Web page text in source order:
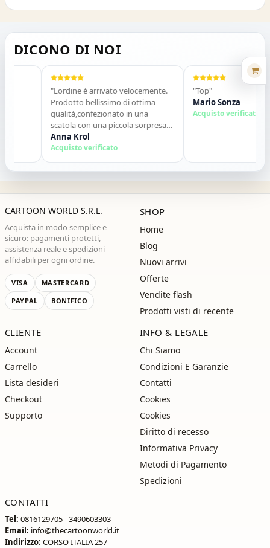
DICONO DI NOI
"Lordine è arrivato velocemente.
Prodotto bellissimo di ottima
qualità,confezionato in una
scatola con una piccola sorpresa
allinterno. Tutto perfetto. Lo
consiglio vivamente. Grazie ,alla
prossima!"
Anna Krol
Acquisto verificato
"Top"
Mario Sonza
Acquisto verificato
CARTOON WORLD S.R.L.
Acquista in modo semplice e
sicuro: pagamenti protetti,
assistenza reale e spedizioni
affidabili per ogni ordine.
VISA
MASTERCARD
PAYPAL
BONIFICO
SHOP
Home
Blog
Nuovi arrivi
Offerte
Vendite flash
Prodotti visti di recente
CLIENTE
Account
Carrello
Lista desideri
Checkout
Supporto
INFO & LEGALE
Chi Siamo
Condizioni E Garanzie
Contatti
Cookies
Cookies
Diritto di recesso
Informativa Privacy
Metodi di Pagamento
Spedizioni
CONTATTI
Tel: 0816129705 - 3490603303
Email: info@thecartoonworld.it
Indirizzo: CORSO ITALIA 257